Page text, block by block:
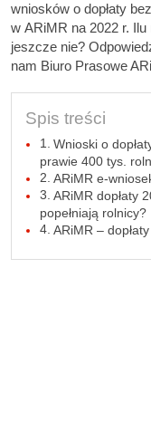
wniosków o dopłaty
w ARiMR na 2022 r. Ilu
jeszcze nie?
nam Biuro Prasowe
Spis treści
Wnioski o
prawie 400 tys.
ARiMR e-
ARiMR dopłaty
popełniają rolnicy?
ARiMR –